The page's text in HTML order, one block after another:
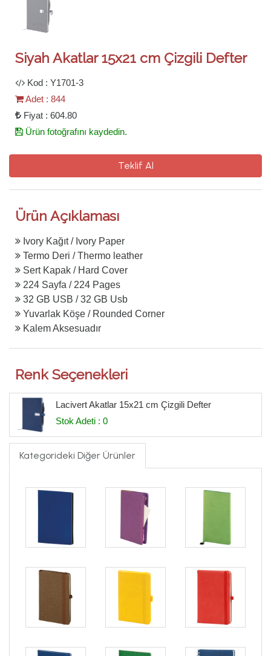
Siyah Akatlar 15x21 cm Çizgili Defter
Kod : Y1701-3
Adet : 844
Fiyat : 604.80
Ürün fotoğrafını kaydedin.
Teklif Al
Ürün Açıklaması
Ivory Kağıt / Ivory Paper
Termo Deri / Thermo leather
Sert Kapak / Hard Cover
224 Sayfa / 224 Pages
32 GB USB / 32 GB Usb
Yuvarlak Köşe / Rounded Corner
Kalem Aksesuadır
Renk Seçenekleri
Lacivert Akatlar 15x21 cm Çizgili Defter
Stok Adeti : 0
Kategorideki Diğer Ürünler